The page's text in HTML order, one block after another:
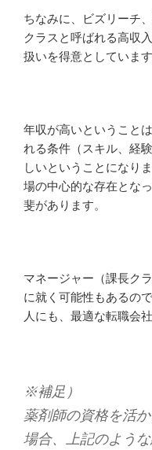
ちなみに、ビズリーチ
クラスと呼ばれる高収
扱いを得意としています
年収が高いということ
れる条件（スキル、経
しいということになり
場の中心的な存在とな
斐があります。
マネージャー（課長ク
に就く可能性もあるの
人にも、最適な転職会社
※補足）
薬剤師の資格を活
場合、上記のよう